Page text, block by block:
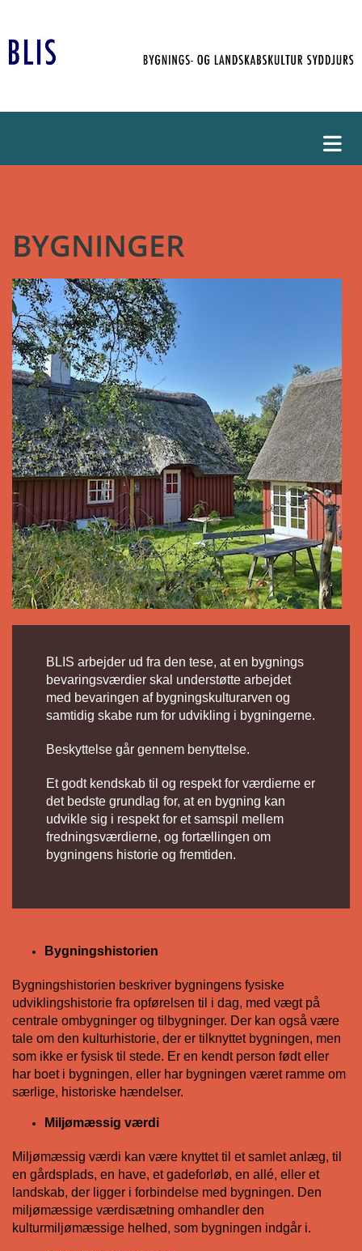
BYGNINGER
BLIS arbejder ud fra den tese, at en bygnings
bevaringsværdier skal understøtte arbejdet
med bevaringen af bygningskulturarven og
samtidig skabe rum for udvikling i bygningerne.
Beskyttelse går gennem benyttelse.
Et godt kendskab til og respekt for værdierne er
det bedste grundlag for, at en bygning kan
udvikle sig i respekt for et samspil mellem
fredningsværdierne, og fortællingen om
bygningens historie og fremtiden.
Bygningshistorien
Bygningshistorien beskriver bygningens fysiske
udviklingshistorie fra opførelsen til i dag, med vægt på
centrale ombygninger og tilbygninger. Der kan også være
tale om den kulturhistorie, der er tilknyttet bygningen, men
som ikke er fysisk til stede. Er en kendt person født eller
har boet i bygningen, eller har bygningen været ramme om
særlige, historiske hændelser.
Miljømæssig værdi
Miljømæssig værdi kan være knyttet til et samlet anlæg, til
en gårdsplads, en have, et gadeforløb, en allé, eller et
landskab, der ligger i forbindelse med bygningen. Den
miljømæssige værdisætning omhandler den
kulturmiljømæssige helhed, som bygningen indgår i.